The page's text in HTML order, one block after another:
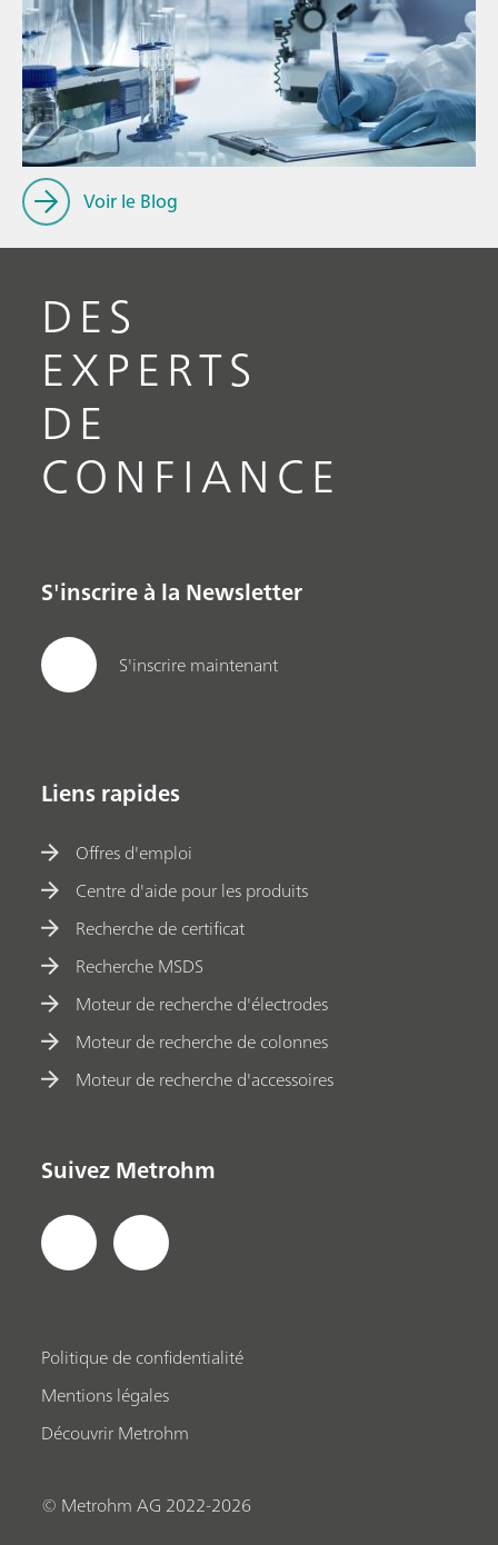
13 juil.
pour
// Article
// Mesure du pH
// Connaissances générales
Voir le Blog
DES
EXPERTS
DE
CONFIANCE
S'inscrire à la Newsletter
S'inscrire maintenant
Liens rapides
Offres d'emploi
Centre d'aide pour les produits
Recherche de certificat
Recherche MSDS
Moteur de recherche d'électrodes
Moteur de recherche de colonnes
Moteur de recherche d'accessoires
Suivez Metrohm
Politique de confidentialité
Mentions légales
Découvrir Metrohm
© Metrohm AG 2022-2026